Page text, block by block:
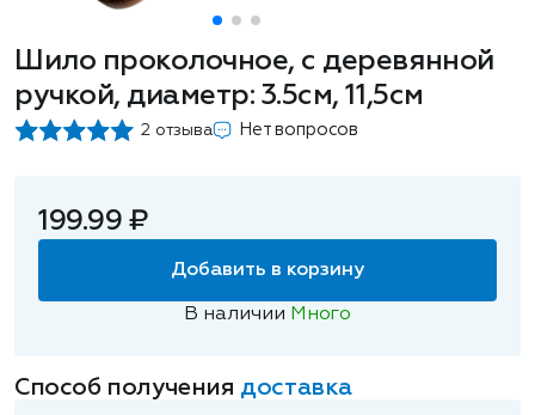
Шило проколочное, с деревянной
ручкой, диаметр: 3.5см, 11,5см
2 отзыва Нет вопросов
199.99 ₽
Добавить в корзину
В наличии Много
Способ получения доставка